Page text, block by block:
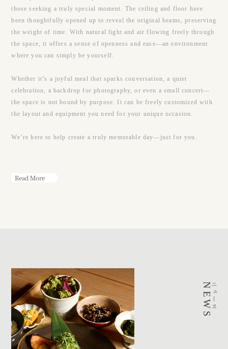
those seeking a truly special moment. The ceiling and floor have
been thoughtfully opened up to reveal the original beams, preserving
the weight of time. With natural light and air flowing freely through
the space, it offers a sense of openness and ease—an environment
where you can simply be yourself.
Whether it’s a joyful meal that sparks conversation, a quiet
celebration, a backdrop for photography, or even a small concert—
the space is not bound by purpose. It can be freely customized with
the layout and equipment you need for your unique occasion.
We’re here to help create a truly memorable day—just for you.
Read More
ニュース
NEWS